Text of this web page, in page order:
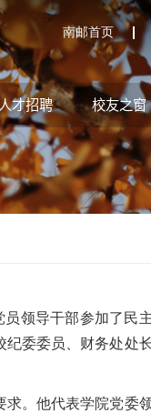
南邮首页
才招聘 校友之窗
领导干部参加了民
纪委委员、财务处处
。他代表学院党委